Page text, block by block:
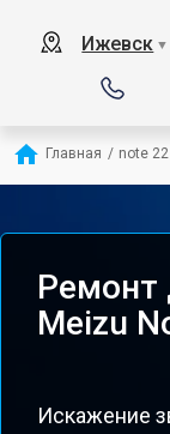
Ижевск ▼
Главная / note 22
Ремонт
Meizu
Искажение